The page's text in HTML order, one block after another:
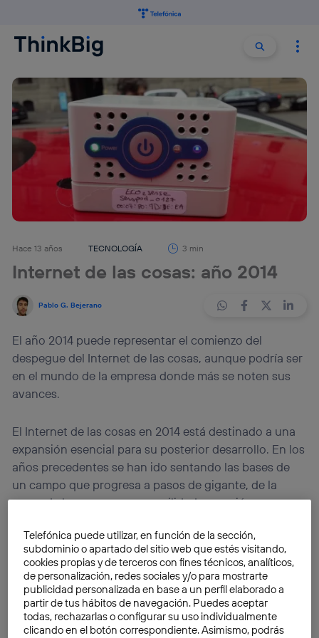
Buscar
Hace 13 años TECNOLOGÍA 3 min
Internet de las cosas: año 2014
Pablo G. Bejerano
El año 2014 puede representar el comienzo del
despegue del Internet de las cosas, aunque podría ser
en el mundo de la empresa donde más se noten sus
avances.
El Internet de las cosas en 2014 está destinado a una
expansión esencial para su posterior desarrollo. En los
años precedentes se han ido sentando las bases de
un campo que progresa a pasos de gigante, de la
mano de los avances en movilidad, conexión a
varios indicadores que permitenvaticinar un
crecimiento sensible en este ejercicio, pero quizá
éste se refiera más al campo de la empresa que al
mercado de consumo.
Hay quien ya usa el Internet de las cosas sin saber.
Telefónica puede utilizar, en función de la sección,
subdominio o apartado del sitio web que estés visitando,
cookies propias y de terceros con fines técnicos, analíticos,
de personalización, redes sociales y/o para mostrarte
publicidad personalizada en base a un perfil elaborado a
partir de tus hábitos de navegación. Puedes aceptar
todas, rechazarlas o configurar su uso individualmente
clicando en el botón correspondiente. Asimismo, podrás